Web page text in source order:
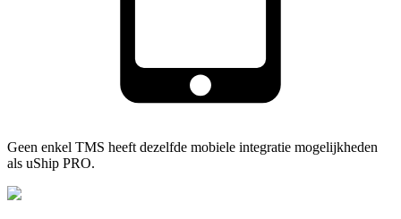
Geen enkel TMS heeft dezelfde mobiele integratie mogelijkheden
als uShip PRO.